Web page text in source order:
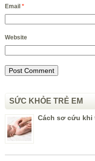
Email *
Website
SỨC KHỎE TRẺ EM
Cách sơ cứu khi